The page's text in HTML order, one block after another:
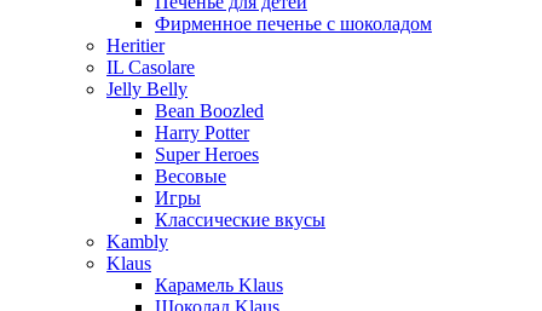
Фирменное печенье с шоколадом
Heritier
IL Casolare
Jelly Belly
Bean Boozled
Harry Potter
Super Heroes
Весовые
Игры
Классические вкусы
Kambly
Klaus
Карамель Klaus